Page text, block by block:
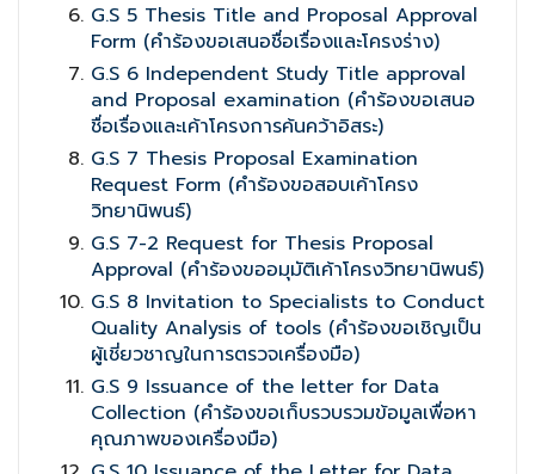
G.S 5 Thesis Title and Proposal Approval
Form (คำร้องขอเสนอชื่อเรื่องและโครงร่าง)
G.S 6 Independent Study Title approval
and Proposal examination (คำร้องขอเสนอ
ชื่อเรื่องและเค้าโครงการค้นคว้าอิสระ)
G.S 7 Thesis Proposal Examination
Request Form (คำร้องขอสอบเค้าโครง
วิทยานิพนธ์)
G.S 7-2 Request for Thesis Proposal
Approval (คำร้องขออมุมัติเค้าโครงวิทยานิพนธ์)
G.S 8 Invitation to Specialists to Conduct
Quality Analysis of tools (คำร้องขอเชิญเป็น
ผู้เชี่ยวชาญในการตรวจเครื่องมือ)
G.S 9 Issuance of the letter for Data
Collection (คำร้องขอเก็บรวบรวมข้อมูลเพื่อหา
คุณภาพของเครื่องมือ)